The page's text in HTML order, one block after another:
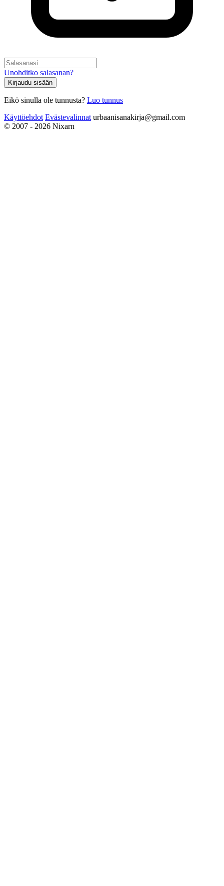
Unohditko salasanan?
Kirjaudu sisään
Eikö sinulla ole tunnusta? Luo tunnus
Käyttöehdot Evästevalinnat urbaanisanakirja@gmail.com
© 2007 - 2026 Nixarn